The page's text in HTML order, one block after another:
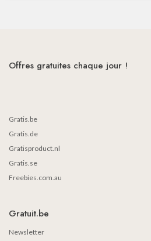
Offres gratuites chaque jour !
Gratis.be
Gratis.de
Gratisproduct.nl
Gratis.se
Freebies.com.au
Gratuit.be
Newsletter